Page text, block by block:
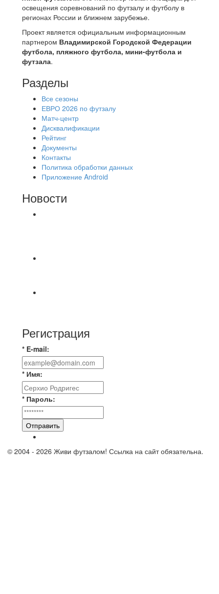
освещения соревнований по футзалу и футболу в
регионах России и ближнем зарубежье.
Проект является официальным информационным
партнером Владимирской Городской Федерации
футбола, пляжного футбола, мини-футбола и
футзала.
Разделы
Все сезоны
ЕВРО 2026 по футзалу
Матч-центр
Дисквалификации
Рейтинг
Документы
Контакты
Политика обработки данных
Приложение Android
Новости
Регистрация
* E-mail:
* Имя:
* Пароль:
Отправить
© 2004 - 2026 Живи футзалом! Ссылка на сайт обязательна.